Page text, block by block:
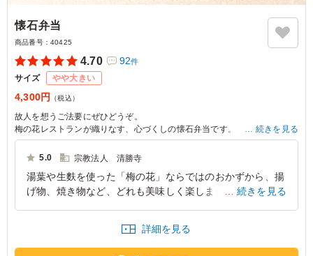
懐石弁当
商品番号： 40425
4.70 92件
サイズ やや大きい
4,300円 （税込）
故人を想うご法要にぜひどうぞ。
梅の花レストランが織りなす、心づくしの懐石弁当です。
一品一品丁寧にお作りした副菜をご堪能ください。
続きを見る
5.0 宗教法人 清勝寺
湯葉や生麩を使った「梅の花」ならではのおかずから、揚
げ物、焼き物など、どれも美味しく楽しませていただきま
兵庫県姫路市北今宿2026/03/24
続きを見る
詳細を見る